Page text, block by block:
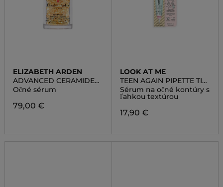
ELIZABETH ARDEN
ADVANCED CERAMIDE
CAPSULES DAILY YOUTH
RESTORING EYE SERUM
Očné sérum
79,00 €
LOOK AT ME
TEEN AGAIN PIPETTE TIP
EYE SERUM
Sérum na očné kontúry s
ľahkou textúrou
17,90 €